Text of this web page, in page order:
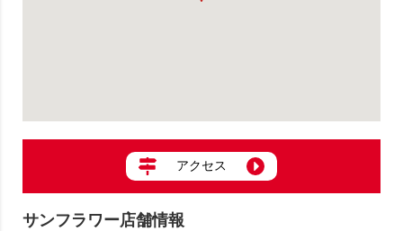
アクセス
サンフラワー店舗情報